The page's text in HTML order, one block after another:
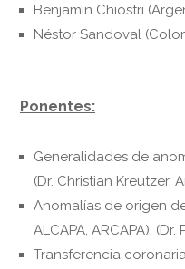
Benjamín Chiostri
Néstor Sandoval
Ponentes:
Generalidades de
(Dr. Christian Kreutzer,
Anomalías de origen
ALCAPA, ARCAPA).
Transferencia